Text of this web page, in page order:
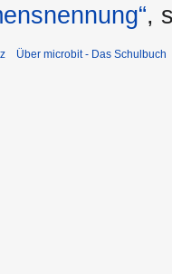
,
Über microbit - Das Schulbuch